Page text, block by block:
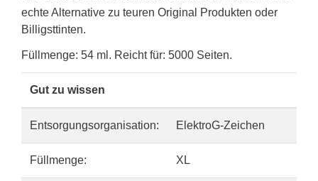
echte Alternative zu teuren Original Produkten oder
Billigsttinten.
Füllmenge: 54 ml. Reicht für: 5000 Seiten.
Gut zu wissen
Entsorgungsorganisation: ElektroG-Zeichen
Füllmenge: XL